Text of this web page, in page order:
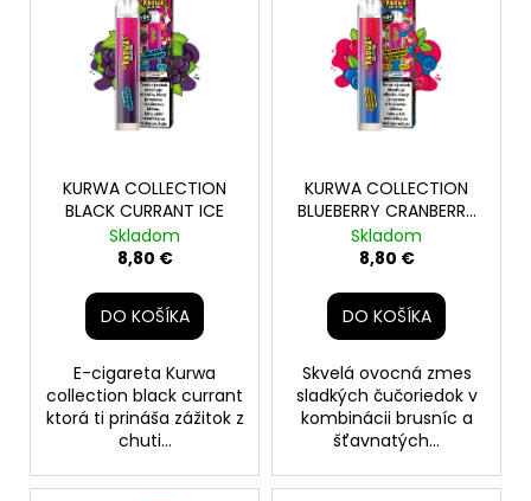
KURWA COLLECTION
BLACK CURRANT ICE
Skladom
8,80 €
DO KOŠÍKA
E-cigareta Kurwa
collection black currant
ktorá ti prináša zážitok z
chuti...
KURWA COLLECTION
BLUEBERRY CRANBERRY
CHERRY
Skladom
8,80 €
DO KOŠÍKA
Skvelá ovocná zmes
sladkých čučoriedok v
kombinácii brusníc a
šťavnatých...